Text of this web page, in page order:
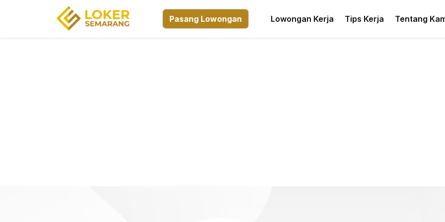
Pasang Lowongan Lowongan Kerja Tips Kerja Tentang